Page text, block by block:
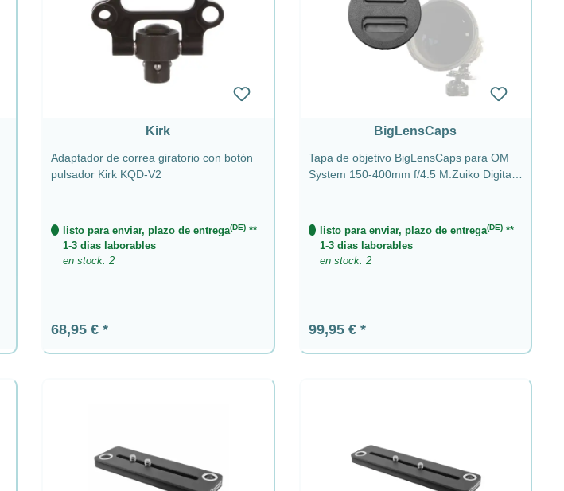
Kirk
Adaptador de correa giratorio con botón
pulsador Kirk KQD-V2
listo para enviar, plazo de entrega(DE)**
1-3 dias laborables
en stock: 2
Precio normal:
68,95 €
BigLensCaps
Tapa de objetivo BigLensCaps para OM
System 150-400mm f/4.5 M.Zuiko Digital
listo para enviar, plazo de entrega(DE) **
1-3 dias laborables
en stock: 2
Precio normal:
99,95 €